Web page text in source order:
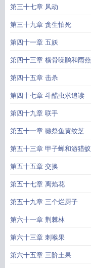
第三十七章 风动
第三十九章 贪生怕死
第四十一章 五妖
第四十三章 横骨噪鹃和雨燕
第四十五章 击杀
第四十七章 斗醋虫求追读
第四十九章 联手
第五十一章 獭祭鱼黄纹芝
第五十三章 甲子蝉和游猎蚁
第五十五章 交换
第五十七章 离焰花
第五十九章 三个烂厨子
第六十一章 荆棘林
第六十三章 刺喉果
第六十五章 三阶土果